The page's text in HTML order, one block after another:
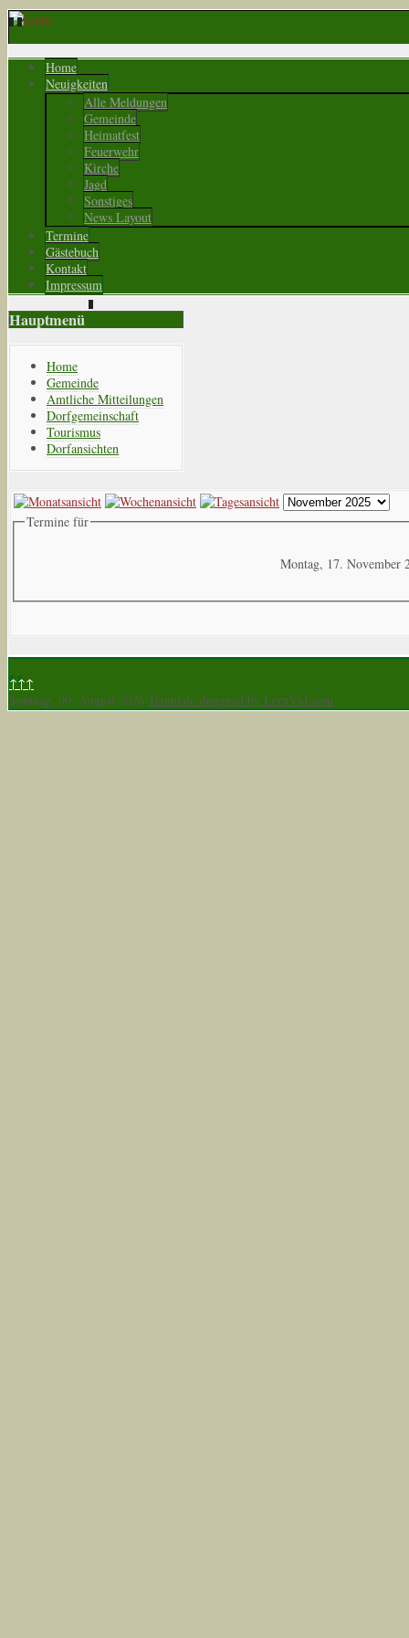
Home
Neuigkeiten
Alle Meldungen
Gemeinde
Heimatfest
Feuerwehr
Kirche
Jagd
Sonstiges
News Layout
Termine
Gästebuch
Kontakt
Impressum
Hauptmenü
Home
Gemeinde
Amtliche Mitteilungen
Dorfgemeinschaft
Tourismus
Dorfansichten
Termine für
Montag, 17. November
↑↑↑
Sonntag, 09. August 2026 Template designed by LernVid.com